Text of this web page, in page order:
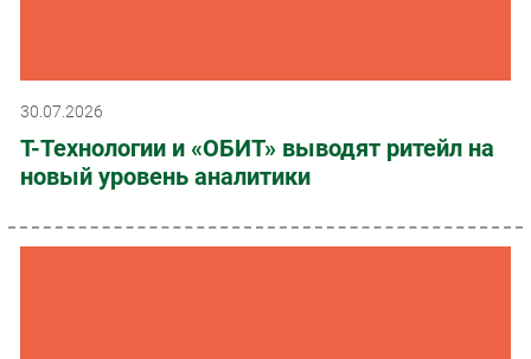
30.07.2026
Т-Технологии и «ОБИТ» выводят ритейл на
новый уровень аналитики